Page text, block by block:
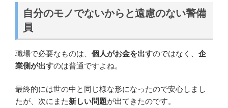
自分のモノでないからと遠慮のない警備
員
職場で必要なものは、 個人がお金を出すのではなく、 企
業側が出すのは普通ですよね。
最終的には世の中と同じ様な形になったので安心しまし
たが、次にまた新しい問題が出てきたのです。